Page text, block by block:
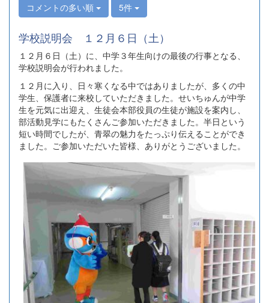
コメントの多い順 5件
学校説明会 １２月６日（土）
１２月６日（土）に、中学３年生向けの最後の行事となる、
学校説明会が行われました。
１２月に入り、日々寒くなる中ではありましたが、多くの中
学生、保護者に来校していただきました。せいちゅんが中学
生を元気に出迎え、生徒会本部役員の生徒が施設を案内し、
部活動見学にもたくさんご参加いただきました。半日という
短い時間でしたが、青翠の魅力をたっぷり伝えることができ
ました。ご参加いただいた皆様、ありがとうございました。